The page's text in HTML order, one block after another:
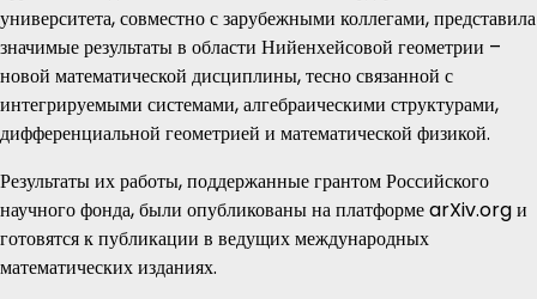
университета, совместно с зарубежными коллегами, представила
значимые результаты в области Нийенхейсовой геометрии –
новой математической дисциплины, тесно связанной с
интегрируемыми системами, алгебраическими структурами,
дифференциальной геометрией и математической физикой.
Результаты их работы, поддержанные грантом Российского
научного фонда, были опубликованы на платформе arXiv.org и
готовятся к публикации в ведущих международных
математических изданиях.